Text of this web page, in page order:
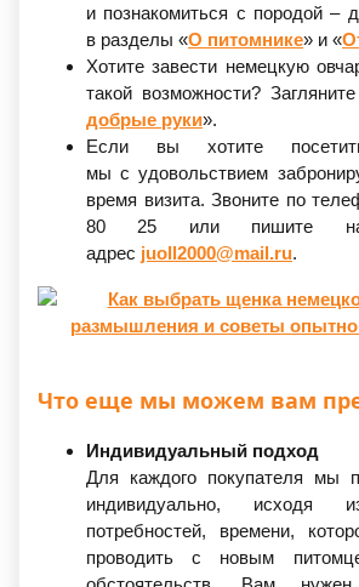
и познакомиться с породой –
в разделы «О питомнике» и «
Хотите завести немецкую
такой возможности?
добрые руки».
Если вы хотите
мы с удовольствием
время визита. Звоните по
80 25 или пишите на
адрес juoll2000@mail.ru.
Что еще мы можем вам
Индивидуальный подход
Для каждого покупателя мы
индивидуально,
потребностей, времени,
проводить с новым